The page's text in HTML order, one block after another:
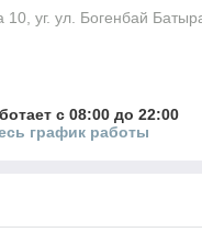
10, уг. ул. Богенбай
с 08:00 до 22:00
график работы